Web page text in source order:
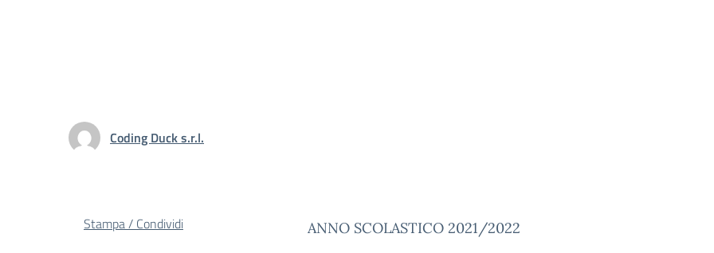
Coding Duck s.r.l.
ANNO SCOLASTICO 2021/2022
Stampa / Condividi